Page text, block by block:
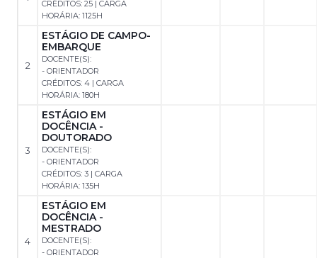
CRÉDITOS: 25 | CARGA
HORÁRIA: 1125H
2
ESTÁGIO DE CAMPO-
EMBARQUE
DOCENTE(S):
- ORIENTADOR
CRÉDITOS: 4 | CARGA
HORÁRIA: 180H
3
ESTÁGIO EM
DOCÊNCIA -
DOUTORADO
DOCENTE(S):
- ORIENTADOR
CRÉDITOS: 3 | CARGA
HORÁRIA: 135H
4
ESTÁGIO EM
DOCÊNCIA -
MESTRADO
DOCENTE(S):
- ORIENTADOR